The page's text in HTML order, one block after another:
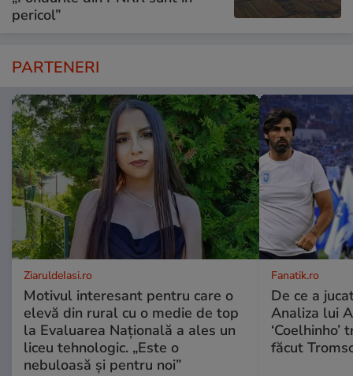
pericol”
PARTENERI
ZiaruldeIasi.ro
Motivul interesant pentru care o
elevă din rural cu o medie de top
la Evaluarea Națională a ales un
liceu tehnologic. „Este o
nebuloasă și pentru noi”
Fanatik.ro
De ce a
Analiza lui
‘Coelhinho’
făcut